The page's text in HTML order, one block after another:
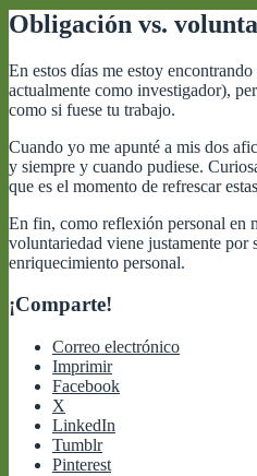
Obligación vs.
En estos días me estoy
actualmente como investigador),
como si fuese tu trabajo.
Cuando yo me apunté a mis dos
y siempre y cuando pudiese.
que es el momento de refrescar
En fin, como reflexión personal en
voluntariedad viene justamente por
enriquecimiento personal.
¡Comparte!
Correo electrónico
Imprimir
Facebook
X
LinkedIn
Tumblr
Pinterest